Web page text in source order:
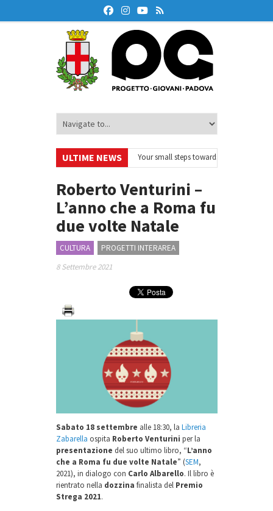
ULTIME NEWS
– Ciclo di webinar •
Your small steps towards sustainability –
finanziaria
• Oxford Debate Lab – Borse di studio 2026/27
Roberto Venturini –
L’anno che a Roma fu
due volte Natale
CULTURA
PROGETTI INTERAREA
8 Settembre 2021
Sabato 18 settembre alle 18:30, la Libreria
Zabarella ospita Roberto Venturini per la
presentazione del suo ultimo libro, “L’anno
che a Roma fu due volte Natale” (SEM,
2021), in dialogo con Carlo Albarello. Il libro è
rientrato nella dozzina finalista del Premio
Strega 2021.